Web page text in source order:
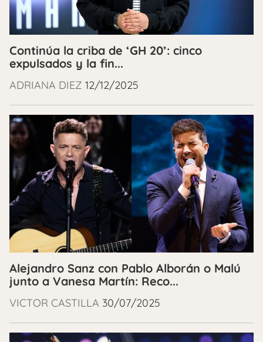
Continúa la criba de ‘GH 20’: cinco
expulsados y la fin...
ADRIANA DIEZ 12/12/2025
Alejandro Sanz con Pablo Alborán o Malú
junto a Vanesa Martín: Reco...
VICTOR CASTILLA 30/07/2025